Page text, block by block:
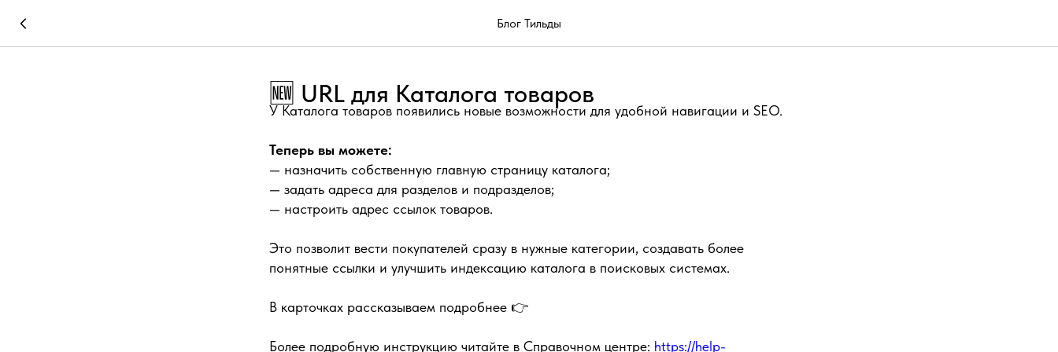
Блог Тильды
🆕 URL для Каталога товаров
У Каталога товаров появились новые возможности для удобной навигации и SEO.
Теперь вы можете:
— назначить собственную главную страницу каталога;
— задать адреса для разделов и подразделов;
— настроить адрес ссылок товаров.
Это позволит вести покупателей сразу в нужные категории, создавать более
понятные ссылки и улучшить индексацию каталога в поисковых системах.
В карточках рассказываем подробнее 👉
Более подробную инструкцию читайте в Справочном центре: https://help-